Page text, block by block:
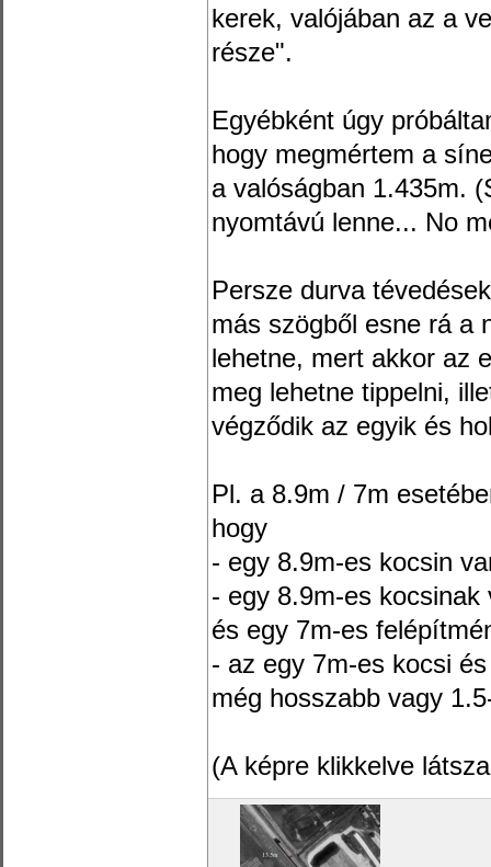
kerek, valójában az a
része".
Egyébként úgy
hogy megmértem a
a valóságban 1.435m.
nyomtávú lenne... No
Persze durva
más szögből esne rá a
lehetne, mert akkor az
meg lehetne tippelni,
végződik az egyik és
Pl. a 8.9m / 7m
hogy
- egy 8.9m-es kocsin
- egy 8.9m-es
és egy 7m-es
- az egy 7m-es kocsi
még hosszabb vagy
(A képre klikkelve